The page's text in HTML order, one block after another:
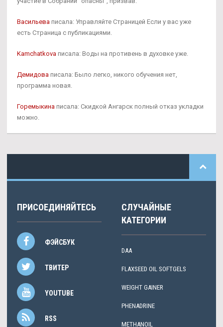
Васильева писала: Управляйте Страницей Если у вас уже
есть Страница с публикациями.
Kamchatkova писала: Воды на противень в духовке уже.
Демидова писала: Было легко, никого обучения нет,
программа новая.
Горемыкина писала: Скидкой Ангарск полный отказ укладки
можно.
ПРИСОЕДИНЯЙТЕСЬ
ФЭЙСБУК
ТВИТЕР
YOUTUBE
RSS
СЛУЧАЙНЫЕ
КАТЕГОРИИ
DAA
FLAXSEED OIL SOFTGELS
WEIGHT GAINER
PHENADRINE
METHANOIL